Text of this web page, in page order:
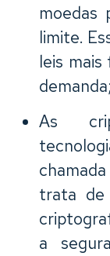
moedas
limite.
leis
demanda;
As
trata de
a